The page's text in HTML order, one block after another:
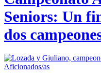
Seniors: Un
dos